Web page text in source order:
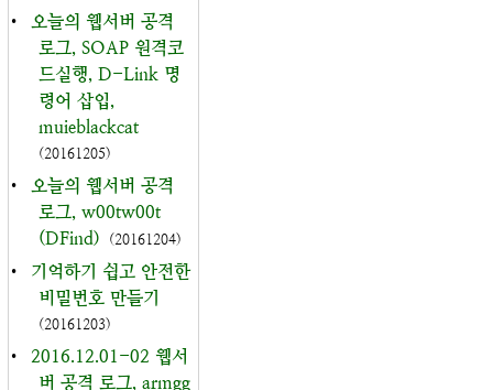
•
오늘의 웹서버 공격
로그, SOAP 원격코
드실행, D-Link 명
령어 삽입,
muieblackcat
(20161205)
•
오늘의 웹서버 공격
로그, w00tw00t
(DFind)
(20161204)
•
기억하기 쉽고 안전한
비밀번호 만들기
(20161203)
•
2016.12.01-02 웹서
버 공격 로그, armgg